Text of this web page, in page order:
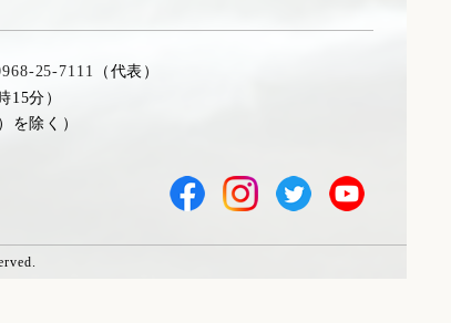
25-7111
（代表）
15分）
を除く）